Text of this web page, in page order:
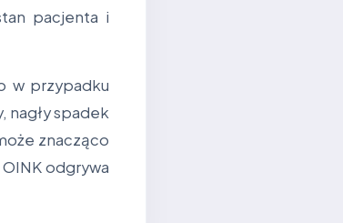
pacjenta i
w przypadku
nagły spadek
znacząco
odgrywa